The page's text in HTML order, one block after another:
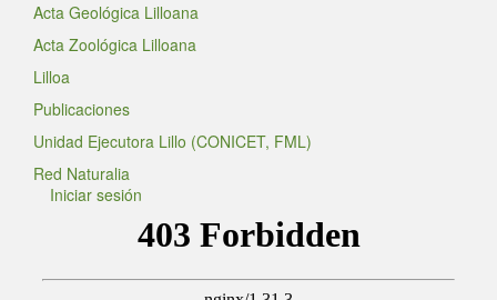
Acta Geológica Lilloana
Acta Zoológica Lilloana
Lilloa
Publicaciones
Unidad Ejecutora Lillo (CONICET, FML)
Red Naturalia
Iniciar sesión